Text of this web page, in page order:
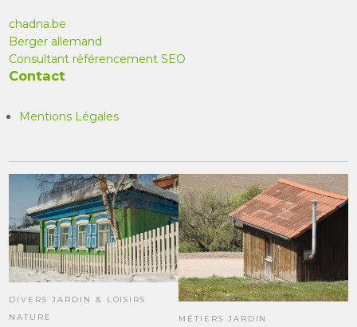
chadna.be
Berger allemand
Consultant référencement SEO
Contact
Mentions Légales
DIVERS JARDIN & LOISIRS
NATURE
MÉTIERS JARDIN